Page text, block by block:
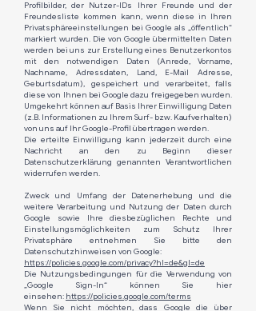
Profilbilder, der Nutzer-IDs Ihrer Freunde und der
Freundesliste kommen kann, wenn diese in Ihren
Privatsphäreeinstellungen bei Google als „öffentlich“
markiert wurden. Die von Google übermittelten Daten
werden bei uns zur Erstellung eines Benutzerkontos
mit den notwendigen Daten (Anrede, Vorname,
Nachname, Adressdaten, Land, E-Mail Adresse,
Geburtsdatum), gespeichert und verarbeitet, falls
diese von Ihnen bei Google dazu freigegeben wurden.
Umgekehrt können auf Basis Ihrer Einwilligung Daten
(z.B. Informationen zu Ihrem Surf- bzw. Kaufverhalten)
von uns auf Ihr Google-Profil übertragen werden.
Die erteilte Einwilligung kann jederzeit durch eine
Nachricht an den zu Beginn dieser
Datenschutzerklärung genannten Verantwortlichen
widerrufen werden.​
Zweck und Umfang der Datenerhebung und die
weitere Verarbeitung und Nutzung der Daten durch
Google sowie Ihre diesbezüglichen Rechte und
Einstellungsmöglichkeiten zum Schutz Ihrer
Privatsphäre entnehmen Sie bitte den
Datenschutzhinweisen von Google:
https://policies.google.com/privacy?hl=de&gl=de
Die Nutzungsbedingungen für die Verwendung von
„Google Sign-In“ können Sie hier
einsehen: https://policies.google.com/terms
Wenn Sie nicht möchten, dass Google die über